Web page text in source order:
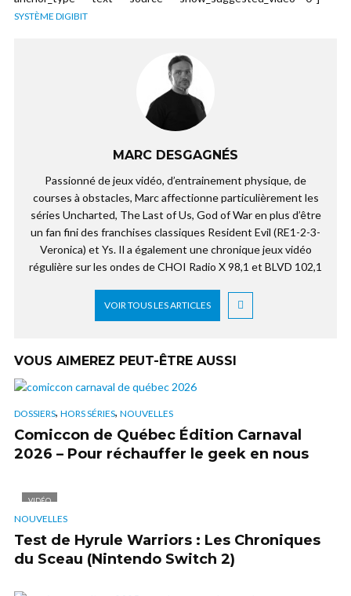
SYSTÈME DIGIBIT
MARC DESGAGNÉS
Passionné de jeux vidéo, d’entrainement physique, de
courses à obstacles, Marc affectionne particulièrement les
séries Uncharted, The Last of Us, God of War en plus d’être
un fan fini des franchises classiques Resident Evil (RE1-2-3-
Veronica) et Ys. Il a également une chronique jeux vidéo
régulière sur les ondes de CHOI Radio X 98,1 et BLVD 102,1
VOIR TOUS LES ARTICLES
VOUS AIMEREZ PEUT-ÊTRE AUSSI
DOSSIERS, HORS SÉRIES, NOUVELLES
Comiccon de Québec Édition Carnaval
2026 – Pour réchauffer le geek en nous
VIDÉO
NOUVELLES
Test de Hyrule Warriors : Les Chroniques
du Sceau (Nintendo Switch 2)